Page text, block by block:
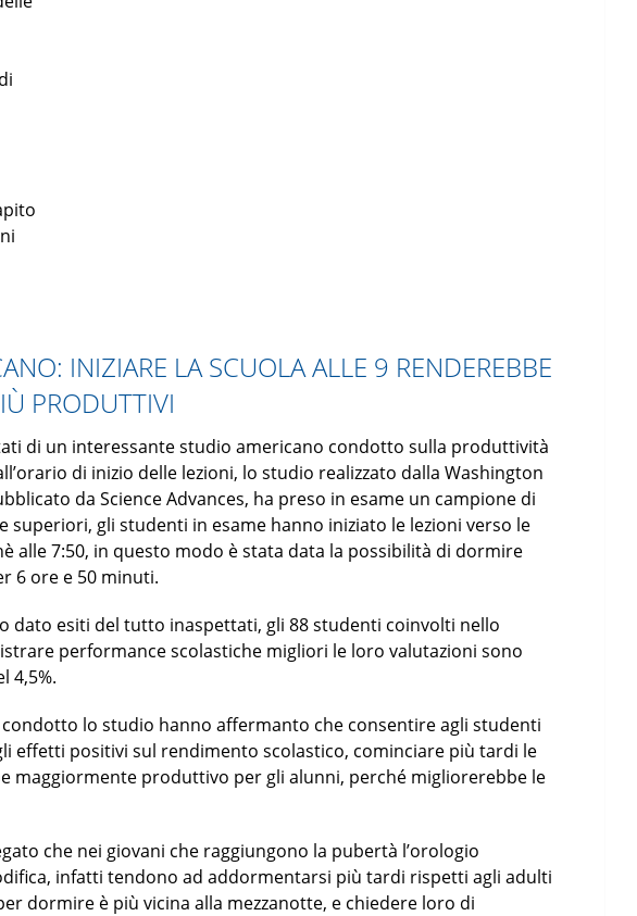
INIZIARE LA SCUOLA ALLE 9 RENDEREBBE
PRODUTTIVI
di un interessante studio americano condotto sulla produttività
di inizio delle lezioni, lo studio realizzato dalla Washington
da Science Advances, ha preso in esame un campione di
superiori, gli studenti in esame hanno iniziato le lezioni verso le
alle 7:50, in questo modo è stata data la possibilità di dormire
6 ore e 50 minuti.
dato esiti del tutto inaspettati, gli 88 studenti coinvolti nello
performance scolastiche migliori le loro valutazioni sono
4,5%.
lo studio hanno affermanto che consentire agli studenti
effetti positivi sul rendimento scolastico, cominciare più tardi le
maggiormente produttivo per gli alunni, perché migliorerebbe le
che nei giovani che raggiungono la pubertà l’orologio
infatti tendono ad addormentarsi più tardi rispetti agli adulti
dormire è più vicina alla mezzanotte, e chiedere loro di